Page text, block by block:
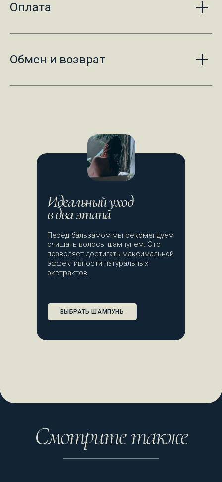
Оплата
Обмен и возврат
Идеальный уход
в два этапа
Перед бальзамом мы рекомендуем
очищать волосы шампунем. Это
позволяет достигать максимальной
эффективности натуральных
экстрактов.
ВЫБРАТЬ ШАМПУНЬ
Смотрите также